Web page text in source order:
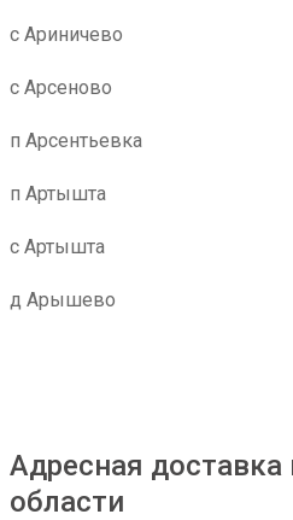
с Ариничево
с Арсеново
п Арсентьевка
п Артышта
с Артышта
д Арышево
Адресная доставка
области